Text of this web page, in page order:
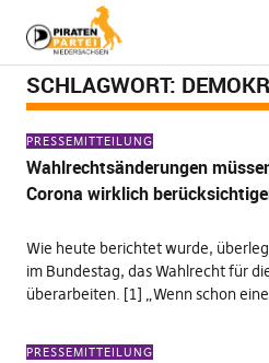
SCHLAGWORT:
PRESSEMITTEILUNG
Wahlrechtsänderungen
Corona wirklich
Wie heute berichtet wurde,
im Bundestag, das Wahlrecht für
überarbeiten. [1] „Wenn schon
PRESSEMITTEILUNG